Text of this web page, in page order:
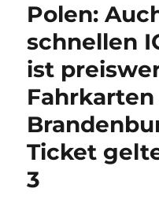
Polen:
schnellen
ist
Ticket
3